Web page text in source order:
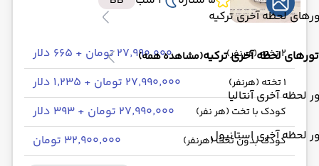
لحظه آخری ترکیه
تورهای لحظه آخری ترکیه(مشاهده همه)
لحظه آخری آنتالیا
لحظه آخری استانبول
2 تخته (هرنفر) ۲۷٬۹۹۰٬۰۰۰ تومان + ۶۶۵ دلار
1 تخته (هرنفر) ۲۷٬۹۹۰٬۰۰۰ تومان + ۱٬۲۳۵ دلار
کودک با تخت (هر نفر) ۲۷٬۹۹۰٬۰۰۰ تومان + ۳۹۳ دلار
کودک بدون تخت (هرنفر) ۳۲٬۹۰۰٬۰۰۰ تومان